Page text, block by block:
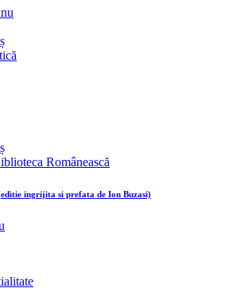
Românească
ingrijita si prefata de Ion Buzasi)